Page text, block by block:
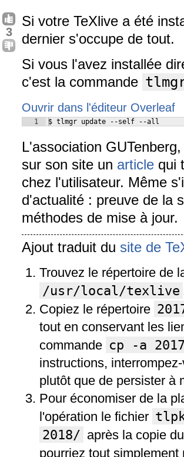
3
Si votre TeXlive a été
dernier s'occupe de tout.
Si vous l'avez installée
c'est la commande
Ouvrir dans l'éditeur Overleaf
1 $ tlmgr update --self --all
L'association
sur son site un article qui
chez l'utilisateur. Même
d'actualité : preuve de la
méthodes de mise à jour.
Ajout traduit du site de
Trouvez le répertoire de
/usr/local/texlive
Copiez le répertoire
tout en conservant les
commande cp -a
instructions,
plutôt que de persister à
Pour économiser de la
l'opération le fichier
2018/ après la copie
pourriez tout simplement